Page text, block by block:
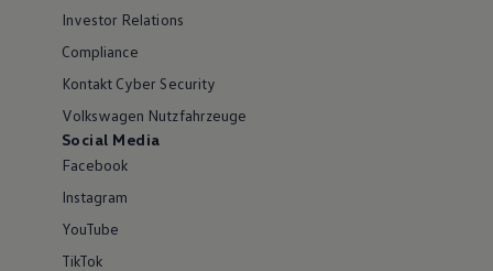
Investor Relations
Compliance
Kontakt Cyber Security
Volkswagen Nutzfahrzeuge
Social Media
Facebook
Instagram
YouTube
TikTok